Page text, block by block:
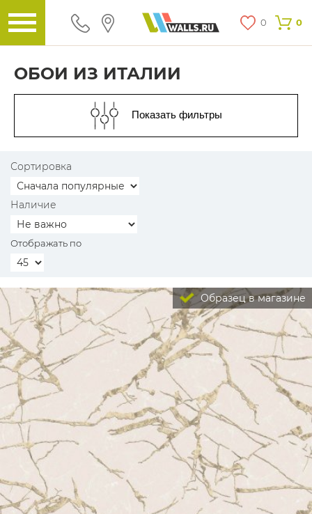
0 0
ОБОИ ИЗ ИТАЛИИ
Показать фильтры
Сортировка
Наличие
Отображать по
Образец в магазине